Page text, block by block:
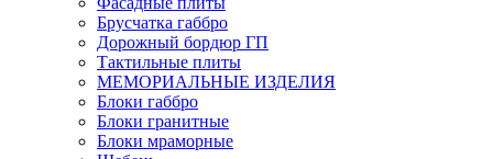
Брусчатка габбро
Дорожный бордюр ГП
Тактильные плиты
МЕМОРИАЛЬНЫЕ ИЗДЕЛИЯ
Блоки габбро
Блоки гранитные
Блоки мраморные